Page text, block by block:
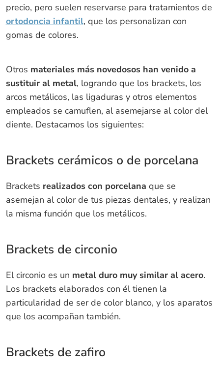
precio, pero suelen reservarse para tratamientos de
ortodoncia infantil, que los personalizan con
gomas de colores.
Otros materiales más novedosos han venido a
sustituir al metal, logrando que los brackets, los
arcos metálicos, las ligaduras y otros elementos
empleados se camuflen, al asemejarse al color del
diente. Destacamos los siguientes:
Brackets cerámicos o de porcelana
Brackets realizados con porcelana que se
asemejan al color de tus piezas dentales, y realizan
la misma función que los metálicos.
Brackets de circonio
El circonio es un metal duro muy similar al acero.
Los brackets elaborados con él tienen la
particularidad de ser de color blanco, y los aparatos
que los acompañan también.
Brackets de zafiro